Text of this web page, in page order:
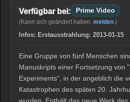
Verfügbar bei: Prime Video
(Kann sich geändert haben. melden.)
Infos: Erstausstrahlung: 2013-01-15
Eine Gruppe von fünf Menschen
Manuskripts einer Fortsetzung von
Experiments", in der angeblich die
Katastrophen des späten 20.